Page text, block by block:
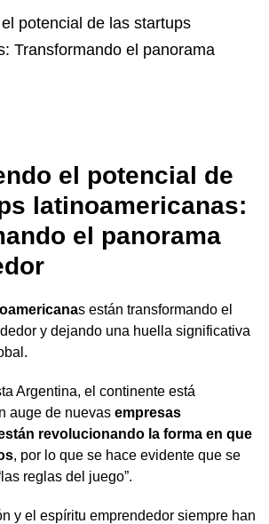
el potencial de
latinoamericanas:
el panorama
s están transformando el
y dejando una huella significativa
Argentina, el continente está
auge de nuevas empresas
revolucionando la forma en que
, por lo que se hace evidente que se
reglas del juego”.
y el espíritu emprendedor siempre han